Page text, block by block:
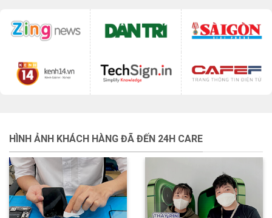
HÌNH ẢNH KHÁCH HÀNG ĐÃ ĐẾN 24H CARE